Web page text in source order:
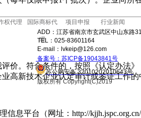
价。符合条件的，按照《认定办法
高新技术企业认定审计或鉴证工作的
信息平台（网址： http://kjjh.jspc.org.cn/
权代理 国际商标代
理
项目申报 行业新闻
ADD：江苏省南京市玄武区中山东路
TEL：025-83601164
E-mail：lvkeip@126.com
备案号：苏ICP备19043841号
苏公网安备 32010202010643号
版权所有 Copyright(C)2019